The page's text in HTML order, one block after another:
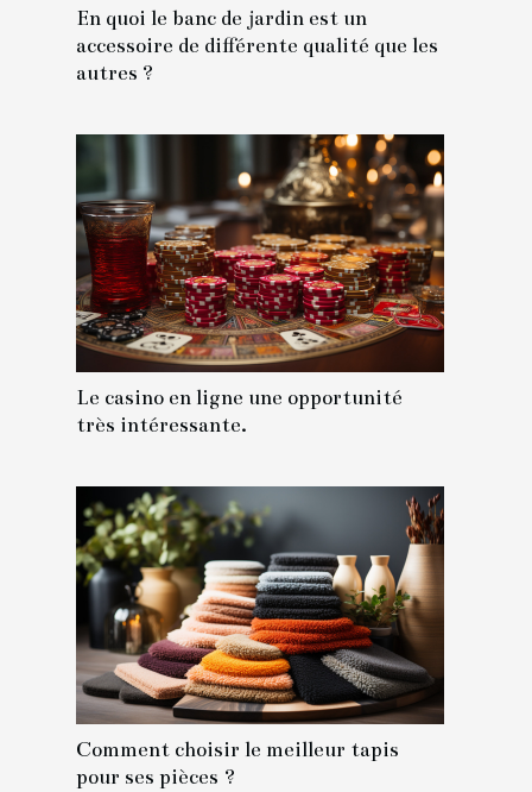
En quoi le banc de jardin est un
accessoire de différente qualité que les
autres ?
Le casino en ligne une opportunité
très intéressante.
Comment choisir le meilleur tapis
pour ses pièces ?